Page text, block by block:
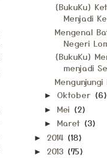
{BukuKu}
Menjadi
Mengenal
Negeri
{BukuKu}
menjadi
► Oktober (6)
► Mei (2)
► Maret (3)
► 2014 (18)
► 2013 (75)